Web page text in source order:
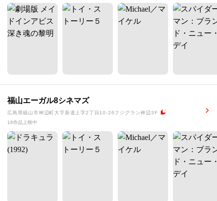
福山エーガル8シネマズ
広島県福山市神辺町大字新道上字2丁目10-26フジグラン神辺3F
16作品上映中